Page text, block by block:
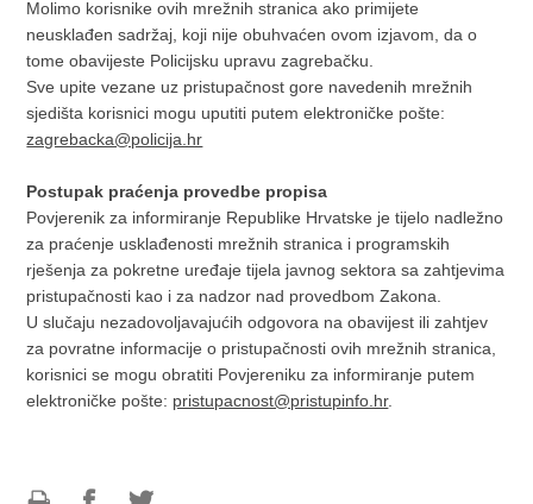
Molimo korisnike ovih mrežnih stranica ako primijete
neusklađen sadržaj, koji nije obuhvaćen ovom izjavom, da o
tome obavijeste Policijsku upravu zagrebačku.
Sve upite vezane uz pristupačnost gore navedenih mrežnih
sjedišta korisnici mogu uputiti putem elektroničke pošte:
zagrebacka@policija.hr
Postupak praćenja provedbe propisa
Povjerenik za informiranje Republike Hrvatske je tijelo nadležno
za praćenje usklađenosti mrežnih stranica i programskih
rješenja za pokretne uređaje tijela javnog sektora sa zahtjevima
pristupačnosti kao i za nadzor nad provedbom Zakona.
U slučaju nezadovoljavajućih odgovora na obavijest ili zahtjev
za povratne informacije o pristupačnosti ovih mrežnih stranica,
korisnici se mogu obratiti Povjereniku za informiranje putem
elektroničke pošte: pristupacnost@pristupinfo.hr.